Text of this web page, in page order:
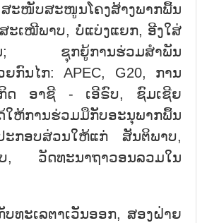
ບສະໜູນໂຄງສ້າງພາກພື້ນ
ະເໝີພາບ, ບໍ່ແບ່ງແຍກ, ອີງໃສ່
ນ; ຊຸກຍູ້ການຮ່ວມສຳພັນ
ກົນໄກ: APEC, G20, ການ
ກິດ ອາຊີ - ເອີຣົບ, ຊົມເຊີຍ
ຫ້ການຮ່ວມມືກັບອະນຸພາກພື້ນ
ກອບສ່ວນໃຫ້ແກ່ ສັນຕິພາບ,
, ວັດທະນາຖາວອນລວມໃນ
ລຕາເວັນອອກ, ສອງຝ່າຍ